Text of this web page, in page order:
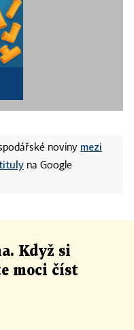
noviny mezi
na Google
Když si
moci číst